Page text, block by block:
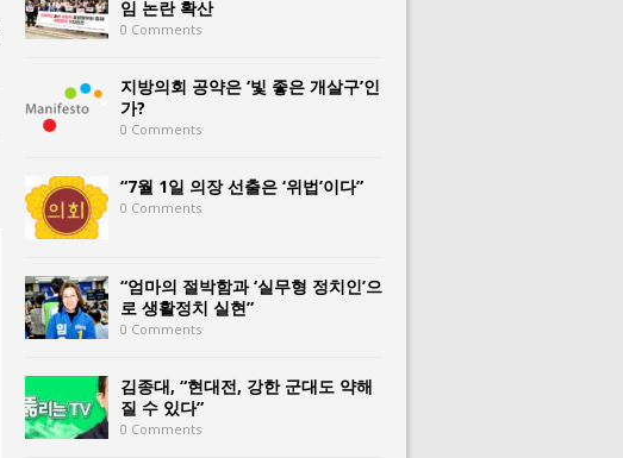
임 논란 확산
0 Comments
지방의회 공약은 ‘빛 좋은 개살구’인
가?
0 Comments
“7월 1일 의장 선출은 ‘위법’이다”
0 Comments
“엄마의 절박함과 ‘실무형 정치인’으
로 생활정치 실현”
0 Comments
김종대, “현대전, 강한 군대도 약해
질 수 있다”
0 Comments